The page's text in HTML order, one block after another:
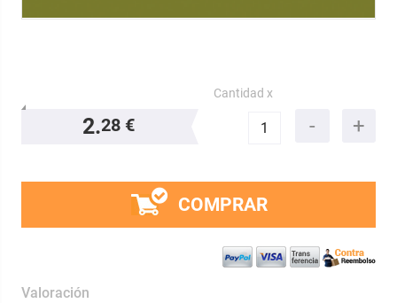
2.28 €
Cantidad x
COMPRAR
Valoración